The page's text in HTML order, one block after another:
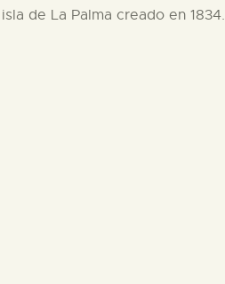
de La Palma creado en 1834.